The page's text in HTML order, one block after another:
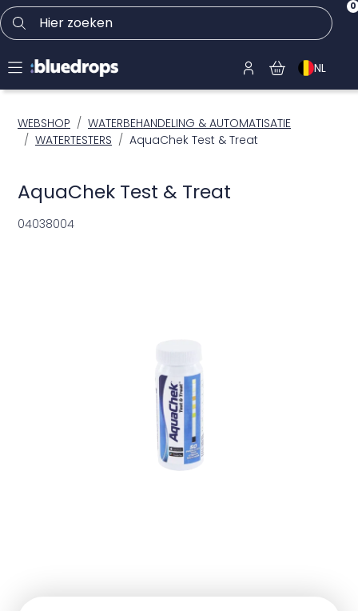
Hier zoeken 0
NL
WEBSHOP
WATERBEHANDELING & AUTOMATISATIE
WATERTESTERS
AquaChek Test & Treat
AquaChek Test & Treat
04038004